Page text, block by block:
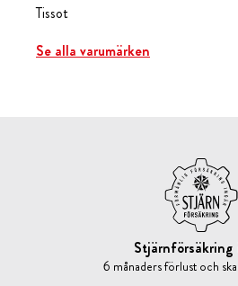
Tissot
Se alla varumärken
Stjärnförsäkring
6 månaders förlust och